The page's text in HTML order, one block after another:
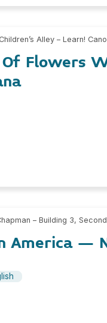
Children’s Alley – Learn!
Flowers
– Building 3,
America –